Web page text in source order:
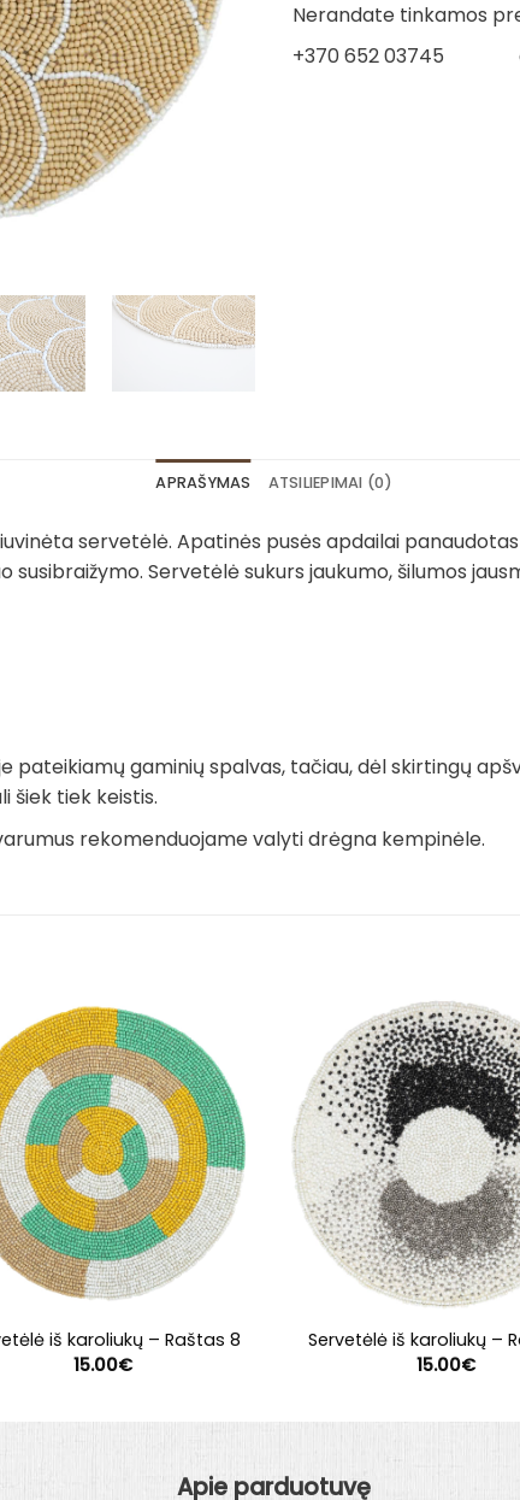
Nerandate tinkamos
+370 652 03745
APRAŠYMAS ATSILIEPIMAI (0)
servetėlė. Apatinės pusės apdailai
Servetėlė sukurs jaukumo, šilumos
pateikiamų gaminių spalvas, tačiau, dėl skirtingų
šiek tiek keistis.
rekomenduojame valyti drėgna kempinėle.
iš karoliukų – Raštas 8
15.00€
Servetėlė iš karoliukų –
15.00€
Apie parduotuvę